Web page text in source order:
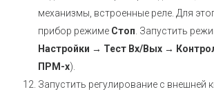
механизмы, встроенные реле. Для
прибор режиме Стоп. Запустить
Настройки → Тест Вх/Вых →
ПРМ-х).
Запустить регулирование с внешней